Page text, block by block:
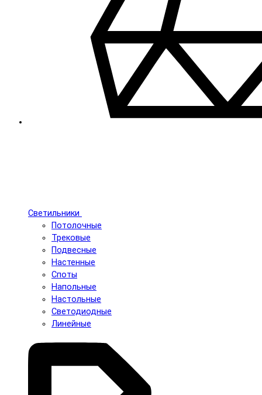
Светильники
Потолочные
Трековые
Подвесные
Настенные
Споты
Напольные
Настольные
Светодиодные
Линейные